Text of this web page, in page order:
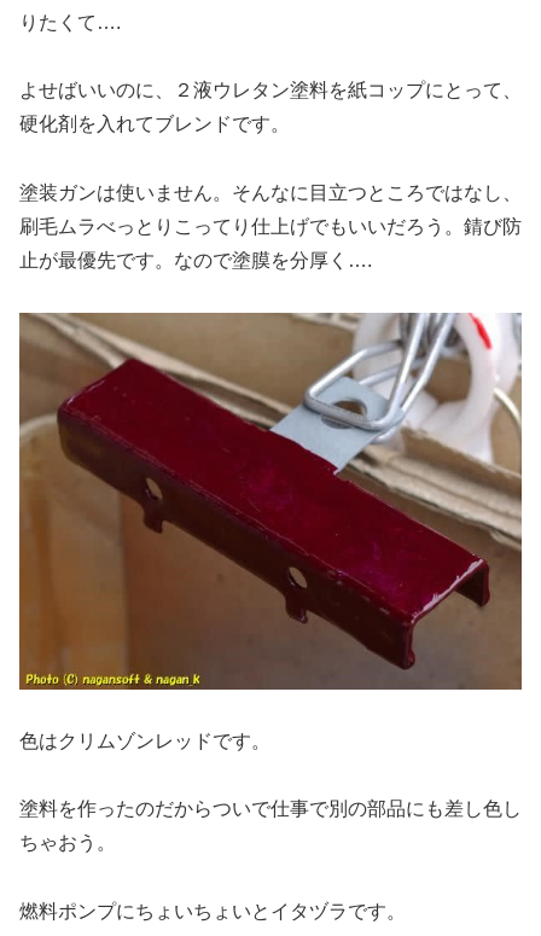
りたくて….
よせばいいのに、２液ウレタン塗料を紙コップにとって、
硬化剤を入れてブレンドです。
塗装ガンは使いません。そんなに目立つところではなし、
刷毛ムラべっとりこってり仕上げでもいいだろう。錆び防
止が最優先です。なので塗膜を分厚く….
色はクリムゾンレッドです。
塗料を作ったのだからついで仕事で別の部品にも差し色し
ちゃおう。
燃料ポンプにちょいちょいとイタヅラです。